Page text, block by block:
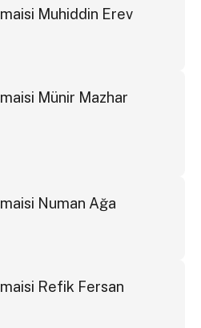
Muhiddin Erev
Münir Mazhar
Numan Ağa
Refik Fersan